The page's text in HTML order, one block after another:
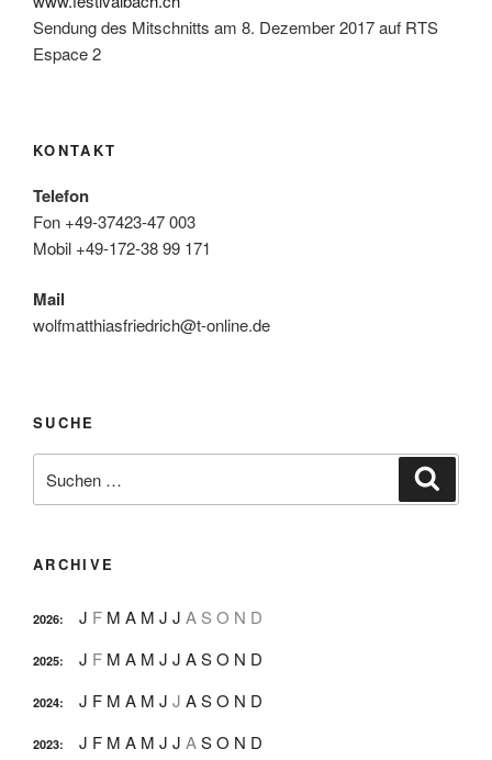
Sendung des Mitschnitts am 8. Dezember 2017 auf RTS
Espace 2
KONTAKT
Telefon
Fon +49-37423-47 003
Mobil +49-172-38 99 171
Mail
wolfmatthiasfriedrich@t-online.de
SUCHE
nach:
ARCHIVE
2026: J F M A M J J A S O N D
2025: J F M A M J J ASO N D
2024: J F M A M J J ASO N D
2023: J F M A M J J ASO N D